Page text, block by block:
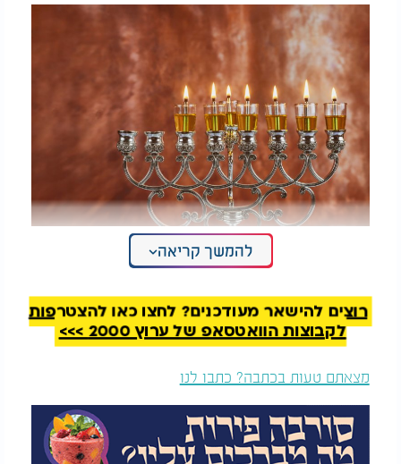
מה מותר ומה אסור לעשות בחנוכה? (מידע חשוב
להמשך קריאה
רוצים להישאר מעודכנים? לחצו כאן להצטרפות
לקבוצות הוואטסאפ של ערוץ 2000 >>>
מצאתם טעות בכתבה? כתבו לנו